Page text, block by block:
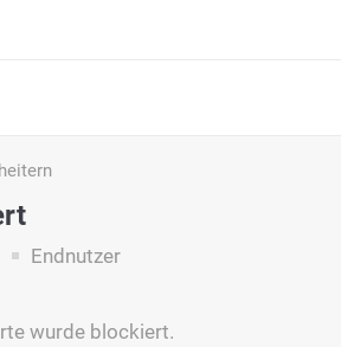
Endnutzer
wurde blockiert.